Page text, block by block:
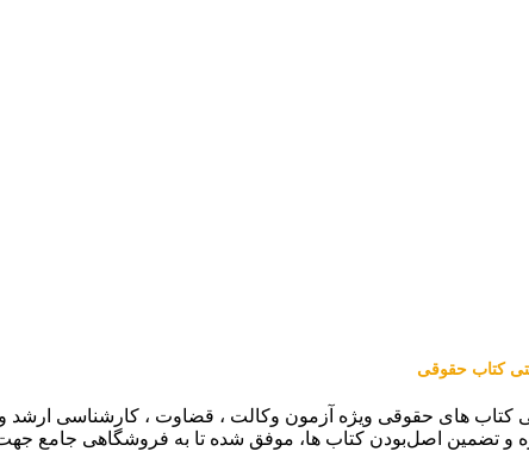
کتاب حقوقی
کتاب های حقوقی ویژه آزمون وکالت ، قضاوت ، کارشناسی ارشد
و تضمین اصل‌بودن کتاب ها، موفق شده تا به فروشگاهی جامع